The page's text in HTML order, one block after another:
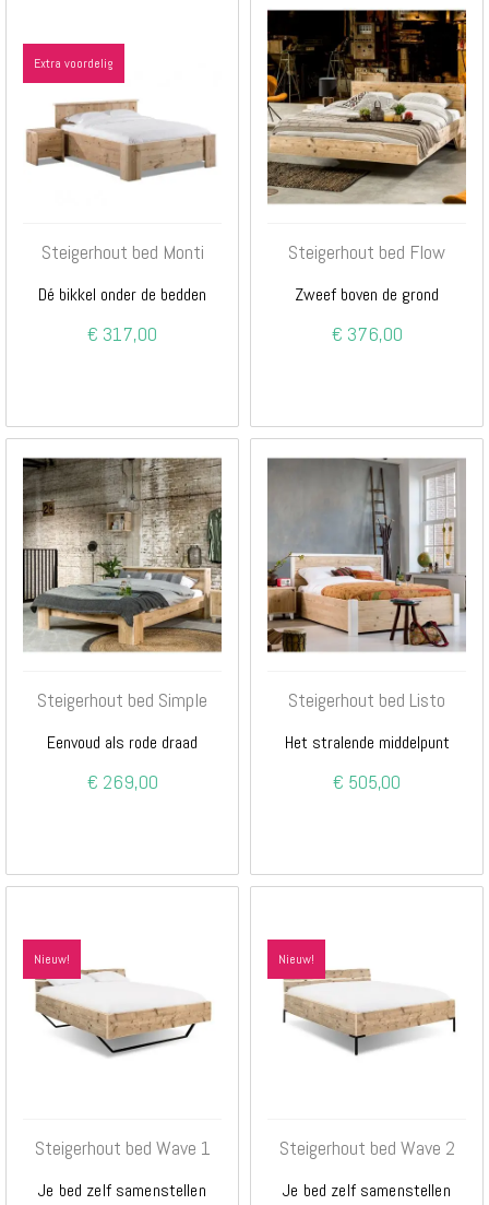
Extra voordelig
Steigerhout bed Monti
Dé bikkel onder de bedden
€ 317,00
Steigerhout bed Flow
Zweef boven de grond
€ 376,00
Steigerhout bed Simple
Eenvoud als rode draad
€ 269,00
Steigerhout bed Listo
Het stralende middelpunt
€ 505,00
Nieuw!
Steigerhout bed Wave 1
Je bed zelf samenstellen
Nieuw!
Steigerhout bed Wave 2
Je bed zelf samenstellen